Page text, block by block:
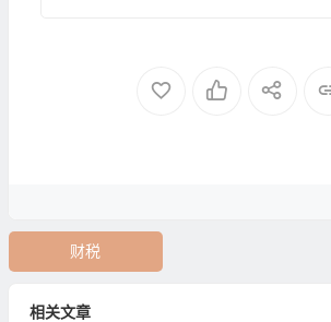
财税
相关文章